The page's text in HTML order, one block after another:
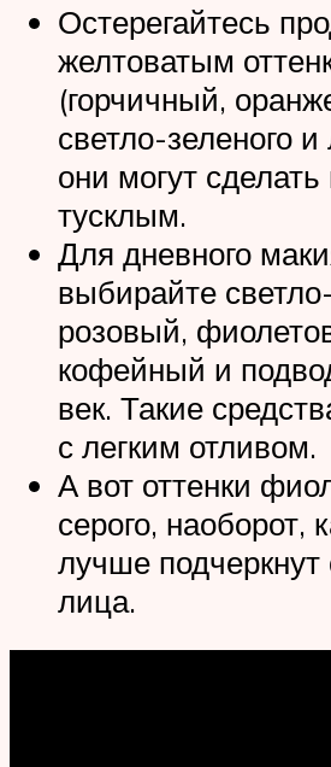
Остерегайтесь
желтоватым
(горчичный,
светло-зеленого и
они могут
тусклым.
Для дневного
выбирайте
розовый,
кофейный и
век. Такие
с легким отливом.
А вот оттенки
серого, наоборот,
лучше подчеркнут
лица.